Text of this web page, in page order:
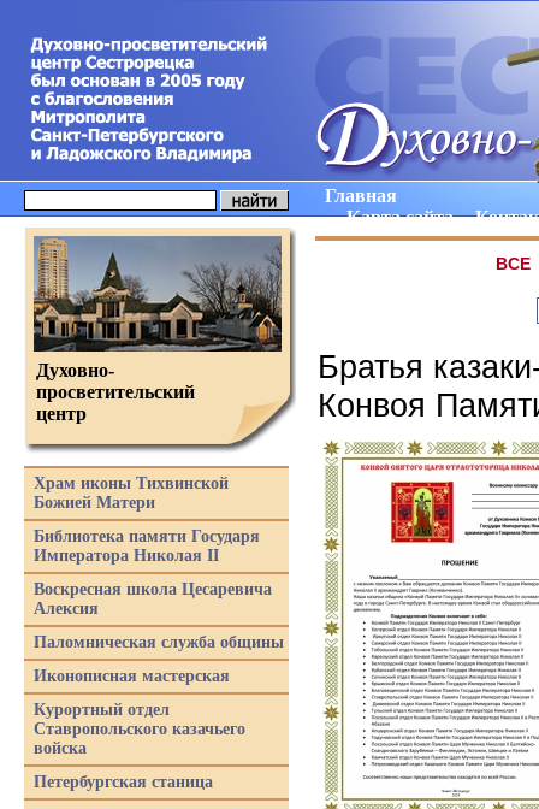
Главная
Карта сайта
ВCE
Братья
Конвоя
Духовно-
просветительский
центр
Храм иконы Тихвинской
Божией Матери
Библиотека памяти Государя
Императора Николая II
Воскресная школа Цесаревича
Алексия
Паломническая служба общины
Иконописная мастерская
Курортный отдел
Ставропольского казачьего
войска
Петербургская станица